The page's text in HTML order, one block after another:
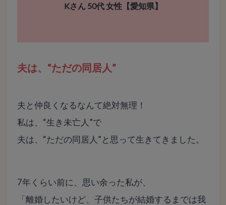
Kさん 50代 女性【愛知県】
夫は、“ただの同居人”
夫と仲良くなるなんて絶対無理！
私は、“生き未亡人”で
夫は、“ただの同居人”と思って生きてきました。
7年くらい前に、思い余った私が、
「離婚したいけど、子供たちが結婚するまでは我